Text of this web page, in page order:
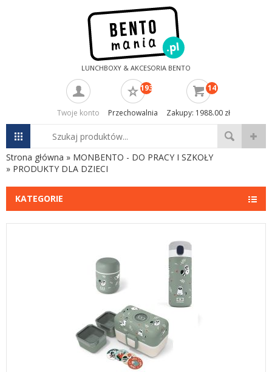
LUNCHBOXY & AKCESORIA BENTO
Twoje konto
193
Przechowalnia
14
Zakupy: 1988.00 zł
Strona główna » MONBENTO - DO PRACY I SZKOŁY
» PRODUKTY DLA DZIECI
KATEGORIE